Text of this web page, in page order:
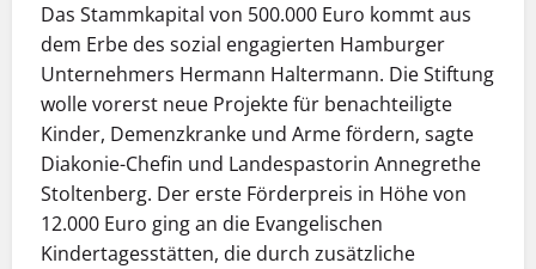
Das Stammkapital von 500.000 Euro kommt aus
dem Erbe des sozial engagierten Hamburger
Unternehmers Hermann Haltermann. Die Stiftung
wolle vorerst neue Projekte für benachteiligte
Kinder, Demenzkranke und Arme fördern, sagte
Diakonie-Chefin und Landespastorin Annegrethe
Stoltenberg. Der erste Förderpreis in Höhe von
12.000 Euro ging an die Evangelischen
Kindertagesstätten, die durch zusätzliche